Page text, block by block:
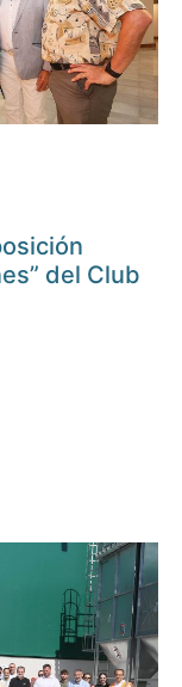
del Club